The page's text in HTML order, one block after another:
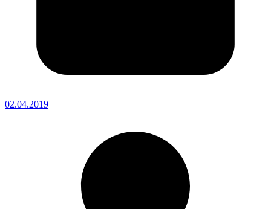
02.04.2019